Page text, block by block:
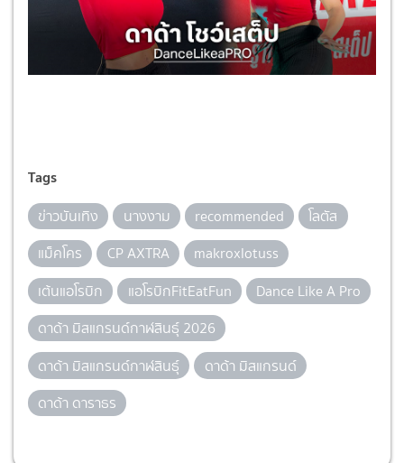
Tags
ข่าวบันเทิง นางงาม recommended
โลตัส
แม็คโคร
CP AXTRA
makroxlotuss
เต้นแอโรบิก
แอโรบิกFitEatFun
Dance Like A Pro
ดาด้า มิสแกรนด์กาฬสินธุ์ 2026
ดาด้า มิสแกรนด์กาฬสินธุ์
ดาด้า มิสแกรนด์
ดาด้า ดาราธร